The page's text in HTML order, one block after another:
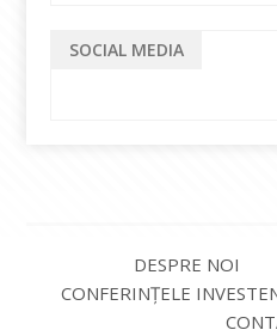
SOCIAL MEDIA
DESPRE NOI
CONFERINȚELE